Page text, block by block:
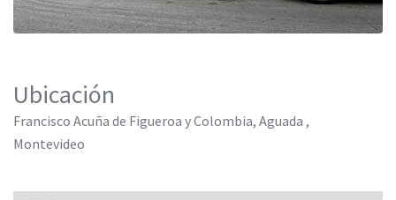
Ubicación
Francisco Acuña de Figueroa y Colombia, Aguada ,
Montevideo